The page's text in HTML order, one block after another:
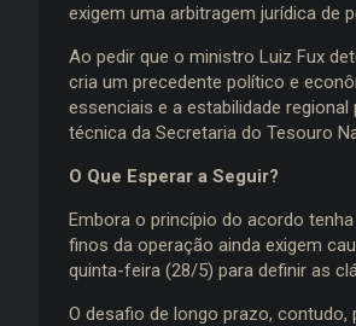
exigem uma arbitragem jurídica de
Ao pedir que o ministro Luiz Fux
cria um precedente político e
essenciais e a estabilidade
técnica da Secretaria do Tesouro
O Que Esperar a Seguir?
Embora o princípio do acordo
finos da operação ainda exigem
quinta-feira (28/5) para definir as
O desafio de longo prazo, contudo,